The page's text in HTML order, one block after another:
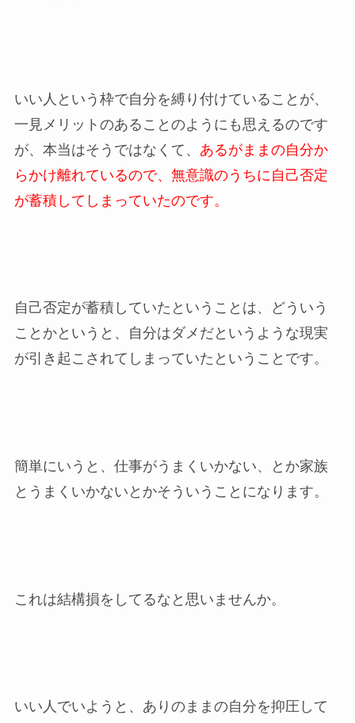
いい人という枠で自分を縛り付けていることが、
一見メリットのあることのようにも思えるのです
が、本当はそうではなくて、 あるがままの自分か
らかけ離れているので、無意識のうちに自己否定
が蓄積してしまっていたのです。
自己否定が蓄積していたということは、どういう
ことかというと、自分はダメだというような現実
が引き起こされてしまっていたということです。
簡単にいうと、仕事がうまくいかない、とか家族
とうまくいかないとかそういうことになります。
これは結構損をしてるなと思いませんか。
いい人でいようと、ありのままの自分を抑圧して